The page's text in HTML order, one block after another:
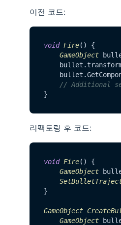
이전 코드:
void Fire() {
GameObject
    bullet.
    bullet.
// Additional
리팩토링 후 코드:
void Fire() {
GameObject
}
GameObject
GameObject